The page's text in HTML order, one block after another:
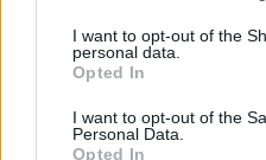
I want to opt-out of the
personal data.
Opted In
I want to opt-out of the
Personal Data.
Opted In
Málo pravděpodobný
většina odborníků varuje, že
následky přinášet častěji. Zatím
klimatických změn a
zabývají se pouze samotnými